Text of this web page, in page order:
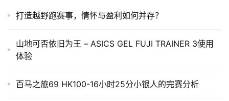
打造越野跑赛事，情怀与盈利如何并存？
山地可否依旧为王 – ASICS GEL FUJI TRAINER 3使用
体验
百马之旅69 HK100-16小时25分小银人的完赛分析